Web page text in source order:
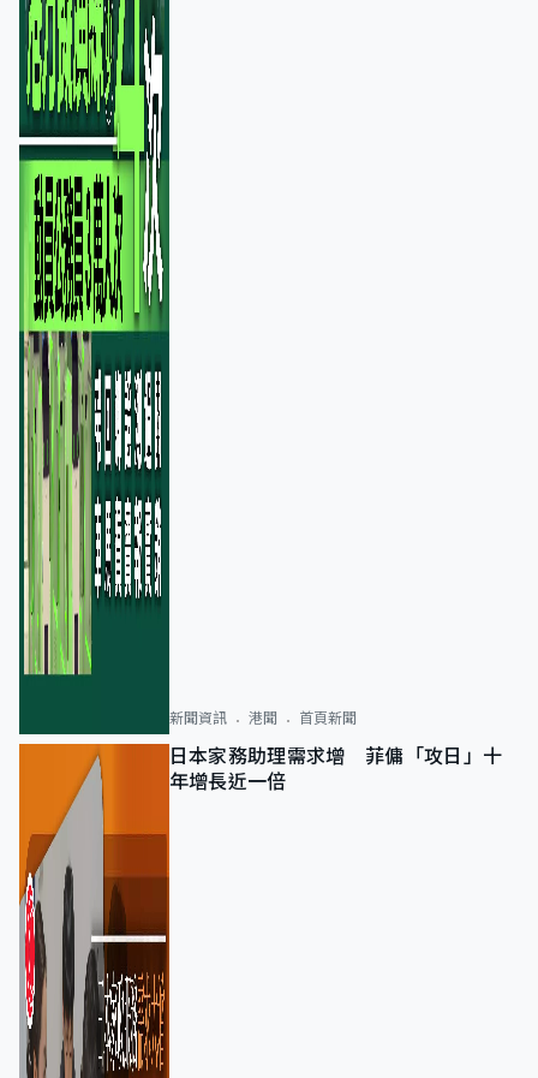
新聞資訊 港聞 首頁新聞
日本家務助理需求增 菲傭「攻日」十
年增長近一倍